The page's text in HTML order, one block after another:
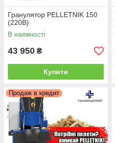
Гранулятор PELLETNIK 150
(220В)
В наявності
43 950 ₴
Купити
Продаж в кредит